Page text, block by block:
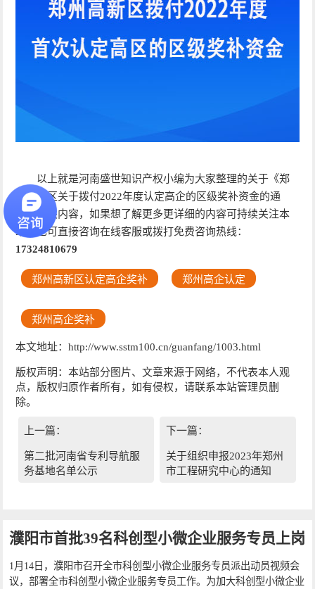
以上就是河南盛世知识产权小编为大家整理的关于《郑
州高新区关于拨付2022年度认定高企的区级奖补资金的通
知》相关内容，如果想了解更多更详细的内容可持续关注本
站，也可直接咨询在线客服或拨打免费咨询热线：
17324810679
郑州高新区认定高企奖补 郑州高企认定
郑州高企奖补
本文地址：http://www.sstm100.cn/guanfang/1003.html
版权声明：本站部分图片、文章来源于网络，不代表本人观
点，版权归原作者所有，如有侵权，请联系本站管理员删
除。
上一篇：
第二批河南省专利导航服
务基地名单公示
下一篇：
关于组织申报2023年郑州
市工程研究中心的通知
濮阳市首批39名科创型小微企业服务专员上岗
1月14日，濮阳市召开全市科创型小微企业服务专员派出动员视频会
议，部署全市科创型小微企业服务专员工作。为加大科创型小微企业